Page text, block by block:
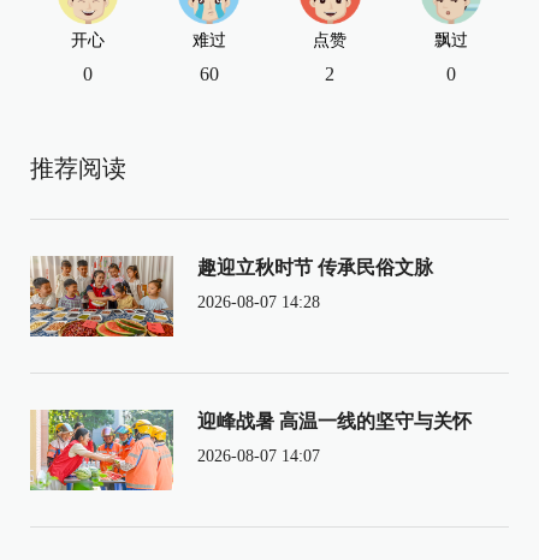
开心
0
难过
60
点赞
2
飘过
0
推荐阅读
趣迎立秋时节 传承民俗文脉
2026-08-07 14:28
迎峰战暑 高温一线的坚守与关怀
2026-08-07 14:07